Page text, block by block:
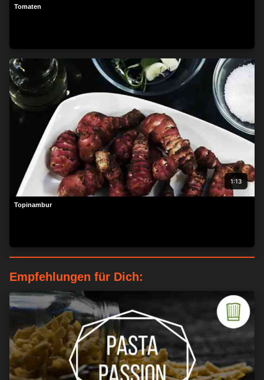
Tomaten
1:13
Topinambur
Empfehlungen für Dich: